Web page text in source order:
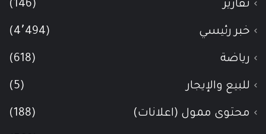
تقارير (146)
خبر رئيسي (4٬494)
رياضة (618)
للبيع والإيجار (5)
محتوى ممول (اعلانات) (188)